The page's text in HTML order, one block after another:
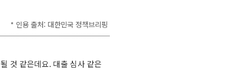
* 인용 출처: 대한민국 정책브리핑
것 같은데요. 대출 심사 같은